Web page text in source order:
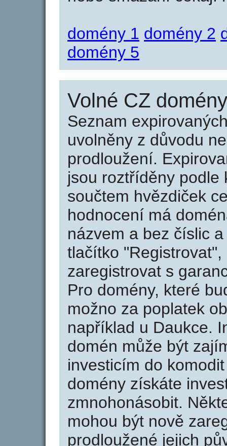
domény 1 domény 2
domény 5
Volné CZ
Seznam
uvolněny z důvodu
prodloužení.
jsou roztříděny podle
součtem hvězdiček
hodnocení má
názvem a bez číslic
tlačítko
zaregistrovat s
Pro domény, které
možno za poplatek
například u Daukce.
domén může být
investicím do
domény získáte
zmnohonásobit.
mohou být nově
prodloužené jejich